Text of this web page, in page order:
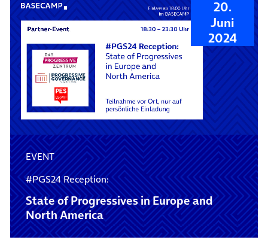
20.
Juni
2024
EVENT
#PGS24 Reception:
State of Progressives in Europe and
North America